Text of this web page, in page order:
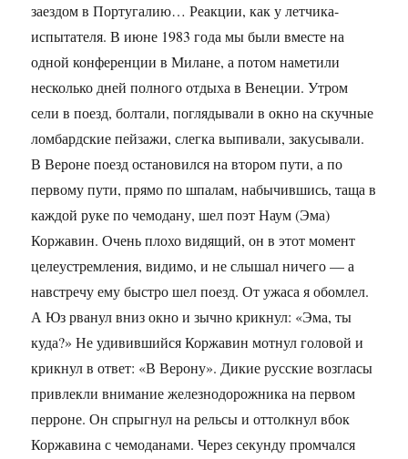
заездом в Португалию… Реакции, как у летчика-
испытателя. В июне 1983 года мы были вместе на
одной конференции в Милане, а потом наметили
несколько дней полного отдыха в Венеции. Утром
сели в поезд, болтали, поглядывали в окно на скучные
ломбардские пейзажи, слегка выпивали, закусывали.
В Вероне поезд остановился на втором пути, а по
первому пути, прямо по шпалам, набычившись, таща в
каждой руке по чемодану, шел поэт Наум (Эма)
Коржавин. Очень плохо видящий, он в этот момент
целеустремления, видимо, и не слышал ничего — а
навстречу ему быстро шел поезд. От ужаса я обомлел.
А Юз рванул вниз окно и зычно крикнул: «Эма, ты
куда?» Не удивившийся Коржавин мотнул головой и
крикнул в ответ: «В Верону». Дикие русские возгласы
привлекли внимание железнодорожника на первом
перроне. Он спрыгнул на рельсы и оттолкнул вбок
Коржавина с чемоданами. Через секунду промчался